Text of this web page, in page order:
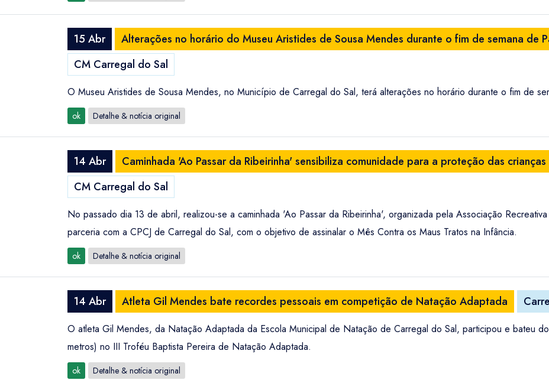
15 Abr Alterações no horário do Museu Aristides de Sousa Mendes durante o fim de semana de
CM Carregal do Sal
O Museu Aristides de Sousa Mendes, no Município de Carregal do Sal, terá alterações no horário durante o fim de
ok Detalhe & notícia original
14 Abr Caminhada 'Ao Passar da Ribeirinha' sensibiliza comunidade para a proteção das crianças
CM Carregal do Sal
No passado dia 13 de abril, realizou-se a caminhada 'Ao Passar da Ribeirinha', organizada pela Associação
parceria com a CPCJ de Carregal do Sal, com o objetivo de assinalar o Mês Contra os Maus Tratos na Infância.
ok Detalhe & notícia original
14 Abr Atleta Gil Mendes bate recordes pessoais em competição de Natação Adaptada
O atleta Gil Mendes, da Natação Adaptada da Escola Municipal de Natação de Carregal do Sal, participou e bateu
metros) no III Troféu Baptista Pereira de Natação Adaptada.
ok Detalhe & notícia original